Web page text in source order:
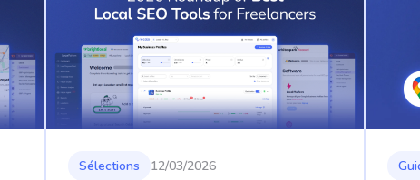
Sélections 12/03/2026